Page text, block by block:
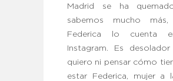
Madrid se ha
sabemos mucho
Federica lo cuenta
Instagram. Es
quiero ni pensar cómo
estar Federica, mujer a